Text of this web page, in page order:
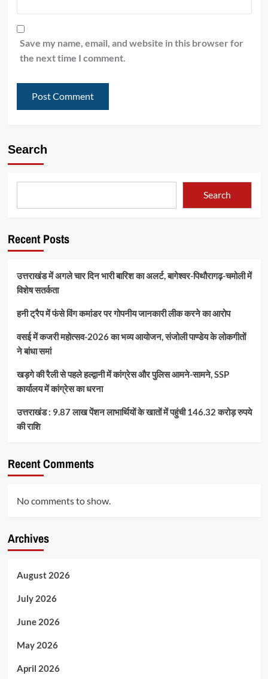
Save my name, email, and website in this browser for
the next time I comment.
Search
Search
Recent Posts
उत्तराखंड में अगले चार दिन भारी बारिश का अलर्ट, बागेश्वर-पिथौरागढ़-चमोली में
विशेष सतर्कता
हनी ट्रैप में फंसे विंग कमांडर पर गोपनीय जानकारी लीक करने का आरोप
वसई में कजरी महोत्सव-2026 का भव्य आयोजन, संजोली पाण्डेय के लोकगीतों
ने बांधा समां
खड़गे की रैली से पहले हल्द्वानी में कांग्रेस और पुलिस आमने-सामने, SSP
कार्यालय में कांग्रेस का धरना
उत्तराखंड : 9.87 लाख पेंशन लाभार्थियों के खातों में पहुंची 146.32 करोड़ रुपये
की राशि
Recent Comments
No comments to show.
Archives
August 2026
July 2026
June 2026
May 2026
April 2026